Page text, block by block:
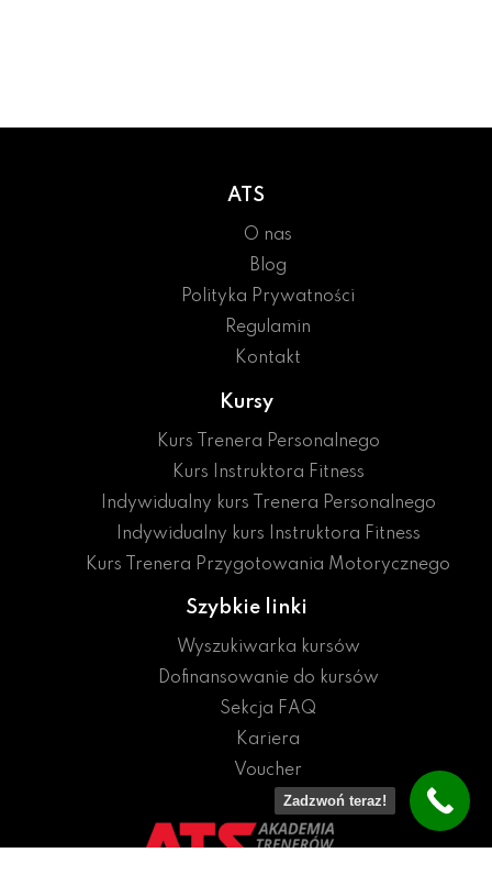
ATS
O nas
Blog
Polityka Prywatności
Regulamin
Kontakt
Kursy
Kurs Trenera Personalnego
Kurs Instruktora Fitness
Indywidualny kurs Trenera Personalnego
Indywidualny kurs Instruktora Fitness
Kurs Trenera Przygotowania Motorycznego
Szybkie linki
Wyszukiwarka kursów
Dofinansowanie do kursów
Sekcja FAQ
Kariera
Voucher
Zadzwoń teraz!